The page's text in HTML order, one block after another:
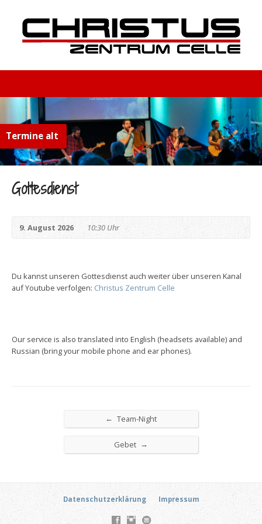
Termine alt
Gottesdienst
9. August 2026 10:30 Uhr
Du kannst unseren Gottesdienst auch weiter über unseren Kanal
auf Youtube verfolgen: Christus Zentrum Celle
Our service is also translated into English (headsets available) and
Russian (bring your mobile phone and ear phones).
← Team-Night
Gebet →
Datenschutzerklärung Impressum